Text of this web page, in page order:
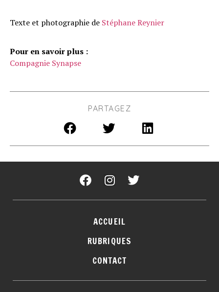
Texte et photographie de Stéphane Reynier
Pour en savoir plus :
Compagnie Synapse
PARTAGEZ
ACCUEIL
RUBRIQUES
CONTACT